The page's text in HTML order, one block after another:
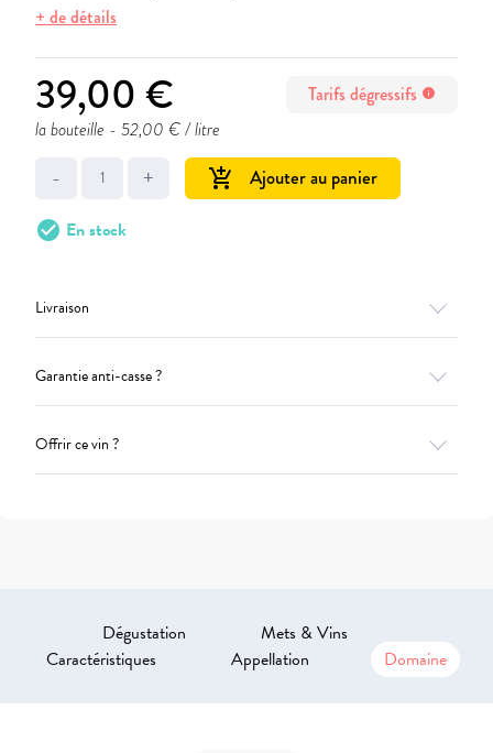
+ de détails
39,00 € Tarifs dégressifs info
la bouteille - 52,00 € / litre
- + add_shopping_cart Ajouter au panier
check_circle En stock
Livraison
Garantie anti-casse ?
Offrir ce vin ?
Dégustation
Mets & Vins
Caractéristiques
Appellation Domaine